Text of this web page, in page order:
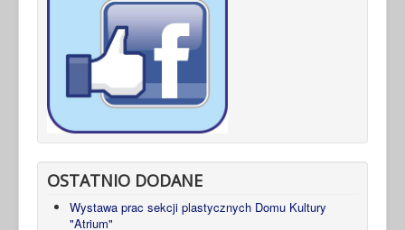
OSTATNIO DODANE
Wystawa prac sekcji plastycznych Domu Kultury
"Atrium"